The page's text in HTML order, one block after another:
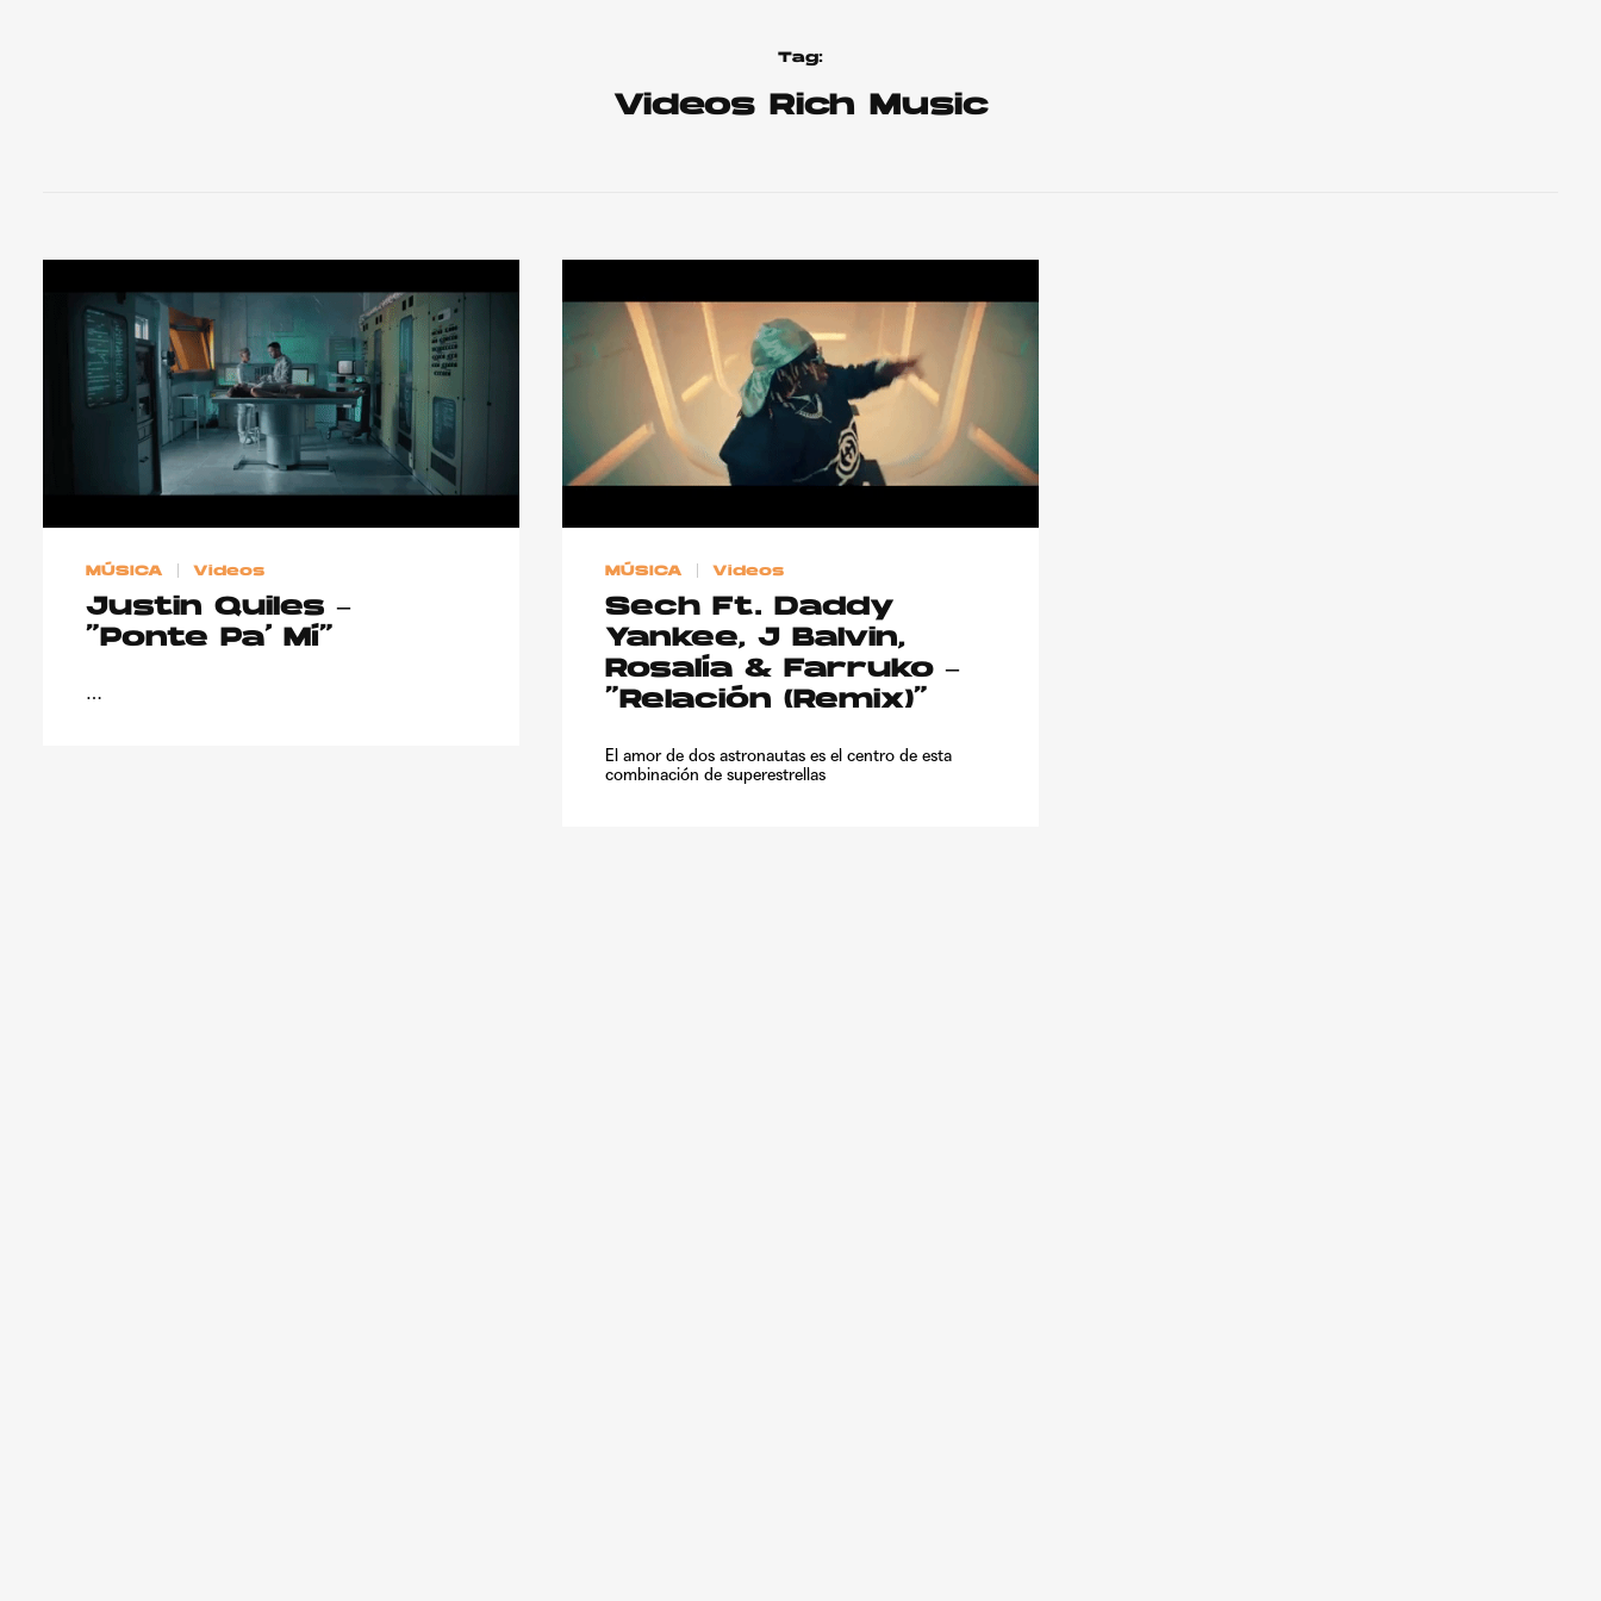
Tag:
Videos Rich Music
MÚSICA Videos
Justin Quiles –
“Ponte Pa’ Mí”
…
MÚSICA Videos
Sech Ft. Daddy
Yankee, J Balvin,
Rosalía & Farruko –
“Relación (Remix)”
El amor de dos astronautas es el centro de esta
combinación de superestrellas